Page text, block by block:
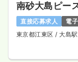
南砂大島ピー
直接応募求人
電
東京都江東区 / 大島